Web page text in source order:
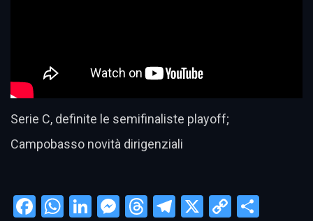
Serie C, definite le semifinaliste playoff;
Campobasso novità dirigenziali
Facebook
WhatsApp
LinkedIn
Messenger
Threads
Telegram
X
Copy